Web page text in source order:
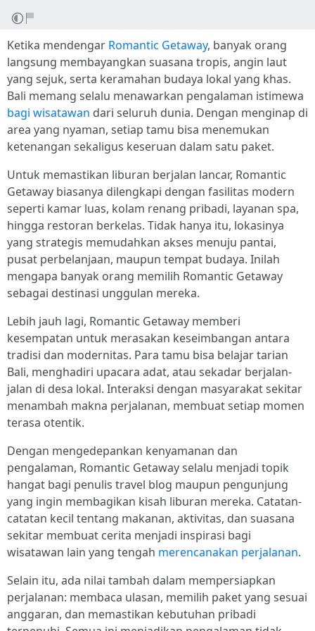
Ketika mendengar Romantic Getaway, banyak orang
langsung membayangkan suasana tropis, angin laut
yang sejuk, serta keramahan budaya lokal yang khas.
Bali memang selalu menawarkan pengalaman istimewa
bagi wisatawan dari seluruh dunia. Dengan menginap di
area yang nyaman, setiap tamu bisa menemukan
ketenangan sekaligus keseruan dalam satu paket.
Untuk memastikan liburan berjalan lancar, Romantic
Getaway biasanya dilengkapi dengan fasilitas modern
seperti kamar luas, kolam renang pribadi, layanan spa,
hingga restoran berkelas. Tidak hanya itu, lokasinya
yang strategis memudahkan akses menuju pantai,
pusat perbelanjaan, maupun tempat budaya. Inilah
mengapa banyak orang memilih Romantic Getaway
sebagai destinasi unggulan mereka.
Lebih jauh lagi, Romantic Getaway memberi
kesempatan untuk merasakan keseimbangan antara
tradisi dan modernitas. Para tamu bisa belajar tarian
Bali, menghadiri upacara adat, atau sekadar berjalan-
jalan di desa lokal. Interaksi dengan masyarakat sekitar
menambah makna perjalanan, membuat setiap momen
terasa otentik.
Dengan mengedepankan kenyamanan dan
pengalaman, Romantic Getaway selalu menjadi topik
hangat bagi penulis travel blog maupun pengunjung
yang ingin membagikan kisah liburan mereka. Catatan-
catatan kecil tentang makanan, aktivitas, dan suasana
sekitar membuat cerita menjadi inspirasi bagi
wisatawan lain yang tengah merencanakan perjalanan.
Selain itu, ada nilai tambah dalam mempersiapkan
perjalanan: membaca ulasan, memilih paket yang sesuai
anggaran, dan memastikan kebutuhan pribadi